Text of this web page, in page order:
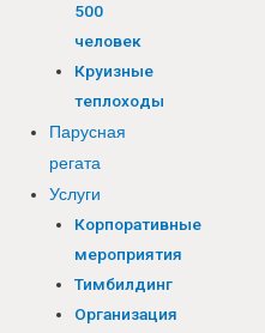
500
человек
Круизные
теплоходы
Парусная
регата
Услуги
Корпоративные
мероприятия
Тимбилдинг
Организация